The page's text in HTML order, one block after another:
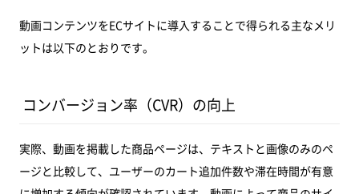
動画コンテンツをECサイトに導入することで得られる主なメリ
ットは以下のとおりです。
コンバージョン率（CVR）の向上
実際、動画を掲載した商品ページは、テキストと画像のみのペ
ージと比較して、ユーザーのカート追加件数や滞在時間が有意